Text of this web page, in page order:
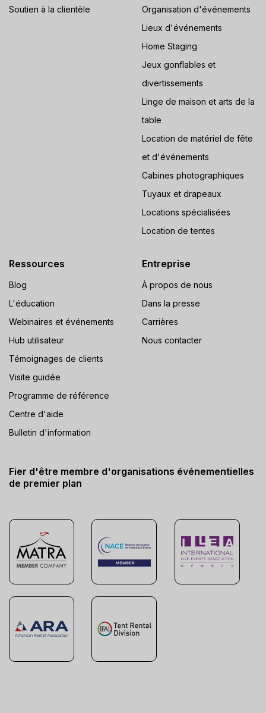
Soutien à la clientèle
Organisation d'événements
Lieux d'événements
Home Staging
Jeux gonflables et
divertissements
Linge de maison et arts de la
table
Location de matériel de fête
et d'événements
Cabines photographiques
Tuyaux et drapeaux
Locations spécialisées
Location de tentes
Ressources
Blog
L'éducation
Webinaires et événements
Hub utilisateur
Témoignages de clients
Visite guidée
Programme de référence
Centre d'aide
Bulletin d'information
Entreprise
À propos de nous
Dans la presse
Carrières
Nous contacter
Fier d'être membre d'organisations événementielles
de premier plan